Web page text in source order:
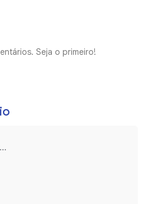
Seja o primeiro!